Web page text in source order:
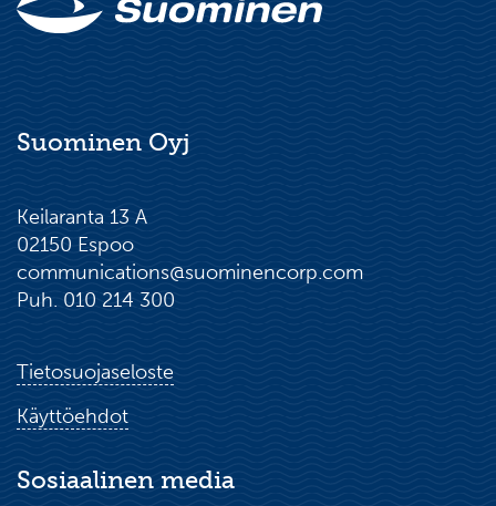
Suominen Oyj
Keilaranta 13 A
02150 Espoo
communications@suominencorp.com
Puh. 010 214 300
Tietosuojaseloste
Käyttöehdot
Sosiaalinen media